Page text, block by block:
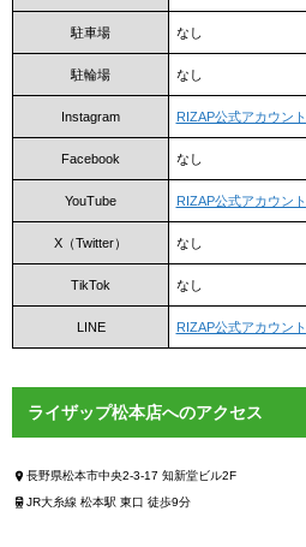
駐車場 なし
駐輪場 なし
Instagram RIZAP公式アカウント
Facebook なし
YouTube RIZAP公式アカウント
X（Twitter） なし
TikTok なし
LINE RIZAP公式アカウント
ライザップ松本店へのアクセス
長野県松本市中央2-3-17 知新堂ビル2F
JR大糸線 松本駅 東口 徒歩9分